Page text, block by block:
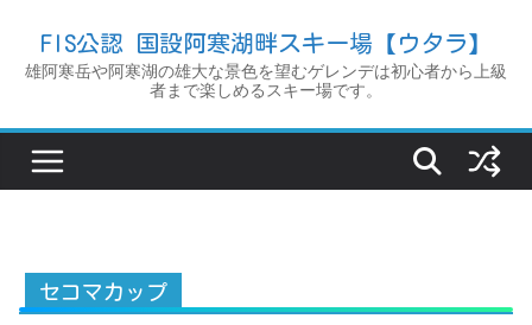
FIS公認 国設阿寒湖畔スキー場【ウタラ】
雄阿寒岳や阿寒湖の雄大な景色を望むゲレンデは初心者から上級
者まで楽しめるスキー場です。
セコマカップ